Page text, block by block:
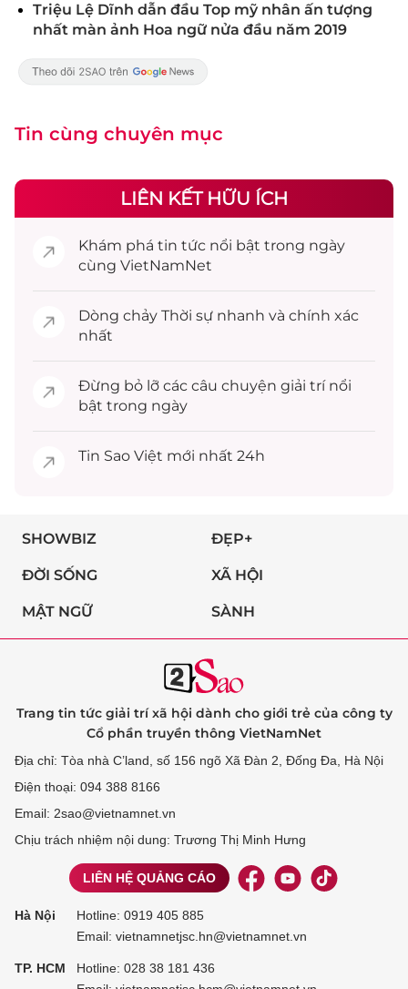
Triệu Lệ Dĩnh dẫn đầu Top mỹ nhân ấn tượng
nhất màn ảnh Hoa ngữ nửa đầu năm 2019
Tin cùng chuyên mục
LIÊN KẾT HỮU ÍCH
Khám phá tin tức nổi bật trong ngày
cùng VietNamNet
Dòng chảy Thời sự nhanh và chính xác
nhất
Đừng bỏ lỡ các câu chuyện giải trínổi
bật trong ngày
Tin Sao Việt mới nhất 24h
SHOWBIZ ĐẸP+
ĐỜI SỐNG XÃ HỘI
MẬT NGỮ SÀNH
Trang tin tức giải trí xã hội dành cho giới trẻ của công ty
Cổ phần truyền thông VietNamNet
Địa chỉ: Tòa nhà C’land, số 156 ngõ Xã Đàn 2, Đống Đa, Hà Nội
Điện thoại: 094 388 8166
Email: 2sao@vietnamnet.vn
Chịu trách nhiệm nội dung: Trương Thị Minh Hưng
LIÊN HỆ QUẢNG CÁO
Hà Nội Hotline: 0919 405 885
Email: vietnamnetjsc.hn@vietnamnet.vn
TP. HCM Hotline: 028 38 181 436